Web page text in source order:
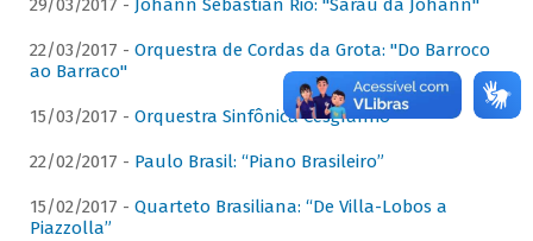
29/03/2017 - Johann Sebastian Rio: "Sarau da Johann"
22/03/2017 - Orquestra de Cordas da Grota: "Do Barroco
ao Barraco"
15/03/2017 - Orquestra Sinfônica Cesgranrio
22/02/2017 - Paulo Brasil: “Piano Brasileiro”
15/02/2017 - Quarteto Brasiliana: “De Villa-Lobos a
Piazzolla”